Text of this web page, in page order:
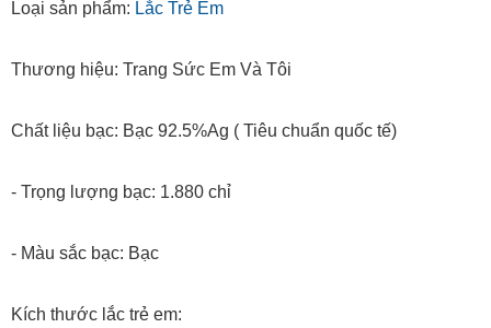
Loại sản phẩm: Lắc Trẻ Em
Thương hiệu: Trang Sức Em Và Tôi
Chất liệu bạc: Bạc 92.5%Ag ( Tiêu chuẩn quốc tế)
- Trọng lượng bạc: 1.880 chỉ
- Màu sắc bạc: Bạc
Kích thước lắc trẻ em: